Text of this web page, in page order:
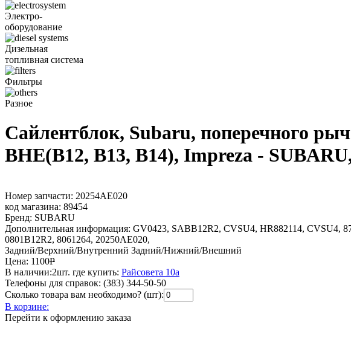
Электро-
оборудование
Дизельная
топливная система
Фильтры
Разное
Сайлентблок, Subaru, поперечного
BHE(B12, B13, B14), Impreza -
Номер запчасти: 20254AE020
код магазина: 89454
Бренд: SUBARU
Дополнительная информация: GV0423, SABB12R2, CVSU4, HR882114, CVSU4,
0801B12R2, 8061264, 20250AE020,
Задний/Верхний/Внутренний Задний/Нижний/Внешний
Цена: 1100Р
В наличии:2шт. где купить: Райсовета 10а
Телефоны для справок: (383) 344-50-50
Сколько товара вам необходимо? (шт):
В корзине:
Перейти к оформлению заказа